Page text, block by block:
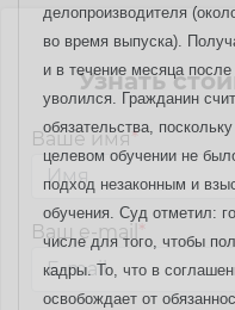
делопроизводителя
во время выпуска).
и в течение месяца
уволился. Гражданин
обязательства,
целевом обучении не
подход незаконным и
обучения. Суд отметил:
числе для того, чтобы
кадры. То, что в
освобождает от
Узнать
Ваше имя*
Ваш e-mail *